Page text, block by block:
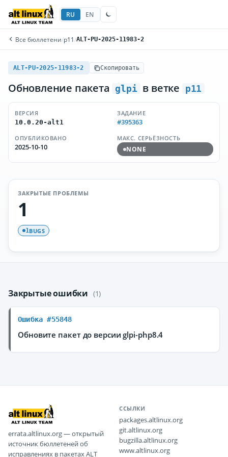
RU EN
Все бюллетени/p11 /ALT-PU-2025-11983-2
ALT-PU-2025-11983-2 Скопировать
Обновление пакета glpi в ветке p11
ВЕРСИЯ
10.0.20-alt1
ЗАДАНИЕ
#395363
ОПУБЛИКОВАНО
2025-10-10
МАКС. СЕРЬЁЗНОСТЬ
NONE
ЗАКРЫТЫЕ ПРОБЛЕМЫ
1
1BUGS
Закрытые ошибки (1)
Ошибка #55848
Обновите пакет до версии glpi-php8.4
errata.altlinux.org — открытый
источник бюллетеней об
исправлениях в пакетах ALT
ССЫЛКИ
packages.altlinux.org
git.altlinux.org
bugzilla.altlinux.org
www.altlinux.org